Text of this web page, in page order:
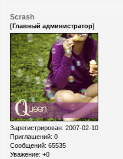
Scrash
[Главный администратор]
Зарегистрирован: 2007-02-10
Приглашений: 0
Сообщений: 65535
Уважение: +0